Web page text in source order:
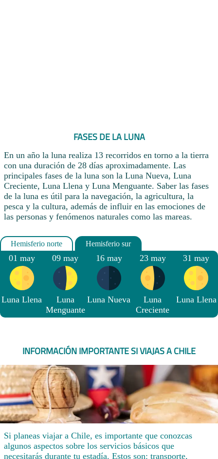
FASES DE LA LUNA
En un año la luna realiza 13 recorridos en torno a la tierra
con una duración de 28 días aproximadamente. Las
principales fases de la luna son la Luna Nueva, Luna
Creciente, Luna Llena y Luna Menguante. Saber las fases
de la luna es útil para la navegación, la agricultura, la
pesca y la cultura, además de influir en las emociones de
las personas y fenómenos naturales como las mareas.
01 may
Luna Llena
09 may
Luna
Menguante
16 may
Luna Nueva
23 may
Luna
Creciente
31 may
Luna Llena
INFORMACIÓN IMPORTANTE SI VIAJAS A CHILE
Si planeas viajar a Chile, es importante que conozcas
algunos aspectos sobre los servicios básicos que
necesitarás durante tu estadía. Estos son: transporte,